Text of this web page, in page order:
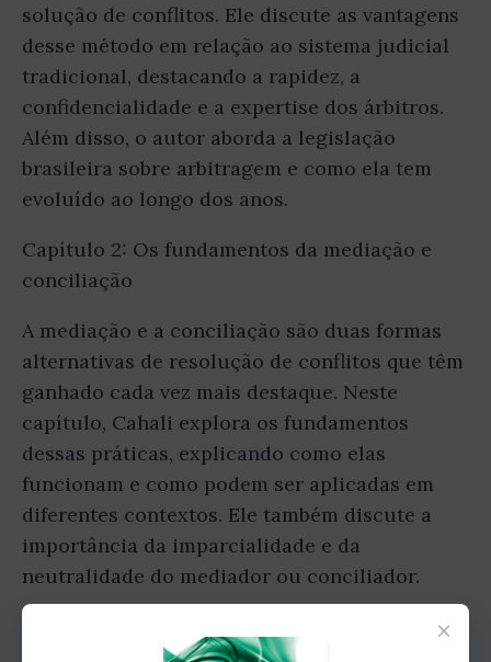
solução de conflitos. Ele discute as vantagens
desse método em relação ao sistema judicial
tradicional, destacando a rapidez, a
confidencialidade e a expertise dos árbitros.
Além disso, o autor aborda a legislação
brasileira sobre arbitragem e como ela tem
evoluído ao longo dos anos.
Capítulo 2: Os fundamentos da mediação e
conciliação
A mediação e a conciliação são duas formas
alternativas de resolução de conflitos que têm
ganhado cada vez mais destaque. Neste
capítulo, Cahali explora os fundamentos
dessas práticas, explicando como elas
funcionam e como podem ser aplicadas em
diferentes contextos. Ele também discute a
importância da imparcialidade e da
neutralidade do mediador ou conciliador.
Capítulo 3: A resolução CNJ 125-2010 e suas×